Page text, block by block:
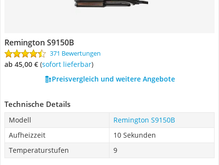
Remington S9150B
371 Bewertungen
ab 45,00 € ( Sofort lieferbar)
Preisvergleich und weitere Angebote
Technische Details
Modell
Remington S9150B
Aufheizzeit
10 Sekunden
Temperaturstufen
9